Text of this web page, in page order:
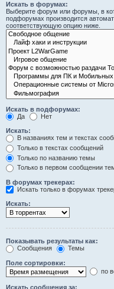
Искать в форумах:
Выберите форум или форумы, в
подфорумах производится
соответствующую опцию ниже.
Искать в подфорумах:
Да
Нет
Искать:
В названиях тем и текстах
Только в текстах сообщений
Только по названию темы
Только в первом сообщении
В форумах трекерах:
Искать только в форумах
Искать:
Показывать результаты как:
Сообщения
Темы
Поле сортировки:
по
Искать сообщения за: